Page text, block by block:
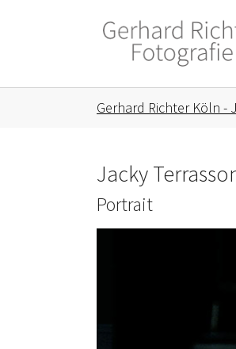
Gerhard Richter Köln -
Jacky
Portrait